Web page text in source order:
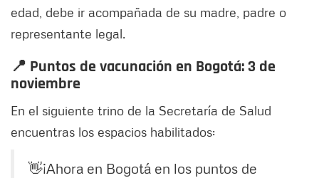
edad, debe ir acompañada de su madre, padre o
representante legal.
📍 Puntos de vacunación en Bogotá: 3 de
noviembre
En el siguiente trino de la Secretaría de Salud
encuentras los espacios habilitados:
👋¡Ahora en Bogotá en los puntos de